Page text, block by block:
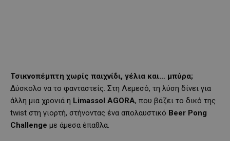
Τσικνοπέμπτη χωρίς παιχνίδι, γέλια και… μπύρα;
Δύσκολο να το φανταστείς. Στη Λεμεσό, τη λύση δίνει για
άλλη μια χρονιά η Limassol AGORA, που βάζει το δικό της
twist στη γιορτή, στήνοντας ένα απολαυστικό Beer Pong
Challenge με άμεσα έπαθλα.